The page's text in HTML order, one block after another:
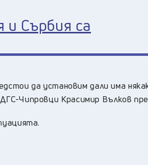
Сърбия са
да установим дали има
Чипровци Красимир Вълков